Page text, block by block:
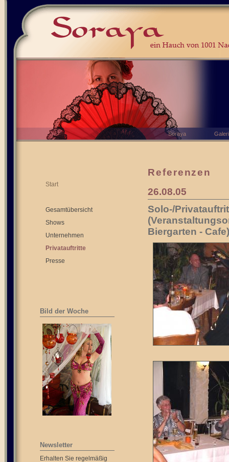
Start
Gesamtübersicht
Shows
Unternehmen
Privatauftritte
Presse
Bild der Woche
Newsletter
Erhalten Sie regelmäßig
Referenzen
26.08.05
Solo-/
Biergarten - Cafe)
Soraya